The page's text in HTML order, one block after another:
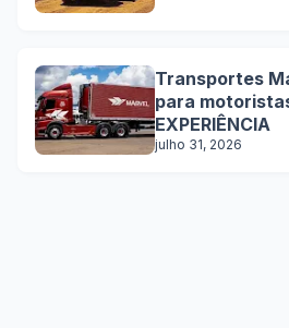
Transportes
para
EXPERIÊNCIA
julho 31, 2026